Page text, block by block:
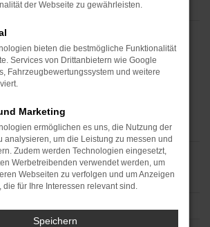
der Webseite zu gewährleisten.
bieten die bestmögliche Funktionalität
Services von Drittanbietern wie Google
Fahrzeugbewertungssystem und weitere
Marketing
ermöglichen es uns, die Nutzung der
analysieren, um die Leistung zu messen und
Zudem werden Technologien eingesetzt,
Werbetreibenden verwendet werden, um
Webseiten zu verfolgen und um Anzeigen
die für Ihre Interessen relevant sind.
Speichern